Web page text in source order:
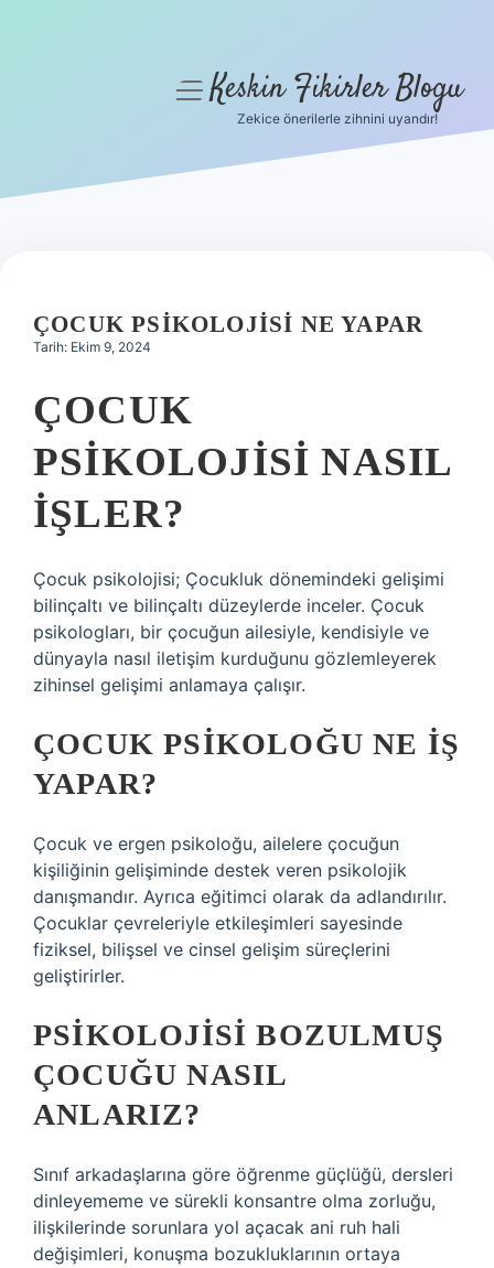
Hakkımızda
menüyüKeskin Fikirler Blogu
Zekice önerilerle zihnini uyandır!
ÇOCUK PSIKOLOJISI NE YAPAR
Tarih: Ekim 9, 2024
ÇOCUK
PSIKOLOJISI NASIL
IŞLER?
Çocuk psikolojisi; Çocukluk dönemindeki gelişimi
bilinçaltı ve bilinçaltı düzeylerde inceler. Çocuk
psikologları, bir çocuğun ailesiyle, kendisiyle ve
dünyayla nasıl iletişim kurduğunu gözlemleyerek
zihinsel gelişimi anlamaya çalışır.
ÇOCUK PSIKOLOĞU NE IŞ
YAPAR?
Çocuk ve ergen psikoloğu, ailelere çocuğun
kişiliğinin gelişiminde destek veren psikolojik
danışmandır. Ayrıca eğitimci olarak da adlandırılır.
Çocuklar çevreleriyle etkileşimleri sayesinde
fiziksel, bilişsel ve cinsel gelişim süreçlerini
geliştirirler.
PSIKOLOJISI BOZULMUŞ
ÇOCUĞU NASIL
ANLARIZ?
Sınıf arkadaşlarına göre öğrenme güçlüğü, dersleri
dinleyememe ve sürekli konsantre olma zorluğu,
ilişkilerinde sorunlara yol açacak ani ruh hali
değişimleri, konuşma bozukluklarının ortaya